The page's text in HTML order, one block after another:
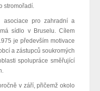
stromořadí.
asociace pro zahradní a
sídlo v Bruselu. Cílem
je především motivace
a zástupců soukromých
spolupráce směřující
v září, přičemž okolo